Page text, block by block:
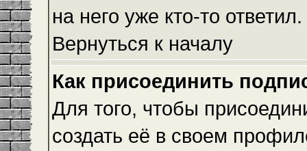
на него уже кто-то ответил.
Вернуться к началу
Как присоединить
Для того, чтобы
создать её в своем